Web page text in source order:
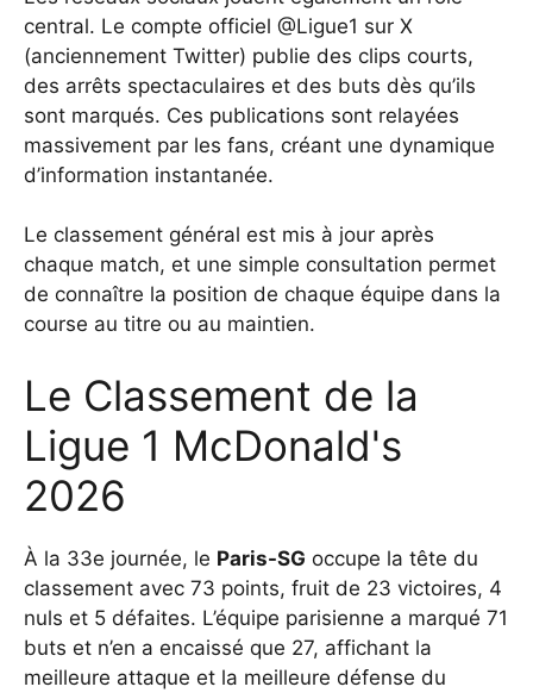
central. Le compte officiel @Ligue1 sur X
(anciennement Twitter) publie des clips courts,
des arrêts spectaculaires et des buts dès qu’ils
sont marqués. Ces publications sont relayées
massivement par les fans, créant une dynamique
d’information instantanée.
Le classement général est mis à jour après
chaque match, et une simple consultation permet
de connaître la position de chaque équipe dans la
course au titre ou au maintien.
Le Classement de la
Ligue 1 McDonald's
2026
À la 33e journée, le Paris-SG occupe la tête du
classement avec 73 points, fruit de 23 victoires, 4
nuls et 5 défaites. L’équipe parisienne a marqué 71
buts et n’en a encaissé que 27, affichant la
meilleure attaque et la meilleure défense du